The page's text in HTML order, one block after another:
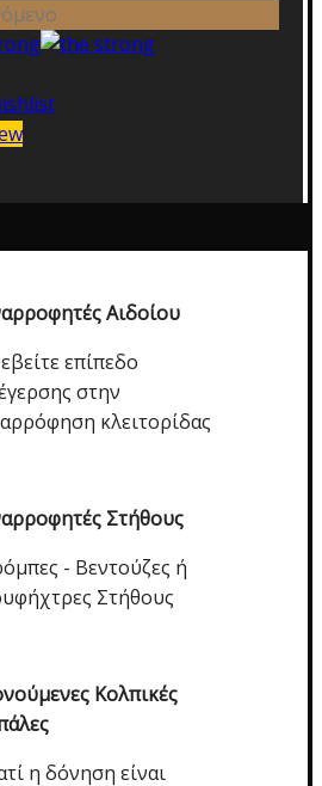
Αιδοίου
επίπεδο
στην
κλειτορίδας
Στήθους
- Βεντούζες ή
Στήθους
Κολπικές
η δόνηση είναι